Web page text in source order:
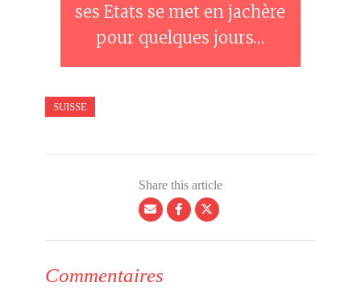
ses Etats se met en jachère
pour quelques jours…
SUISSE
Share this article
Commentaires